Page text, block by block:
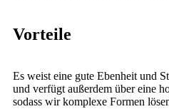
Vorteile
Es weist eine gute Ebenheit und
und verfügt außerdem über eine
sodass wir komplexe Formen